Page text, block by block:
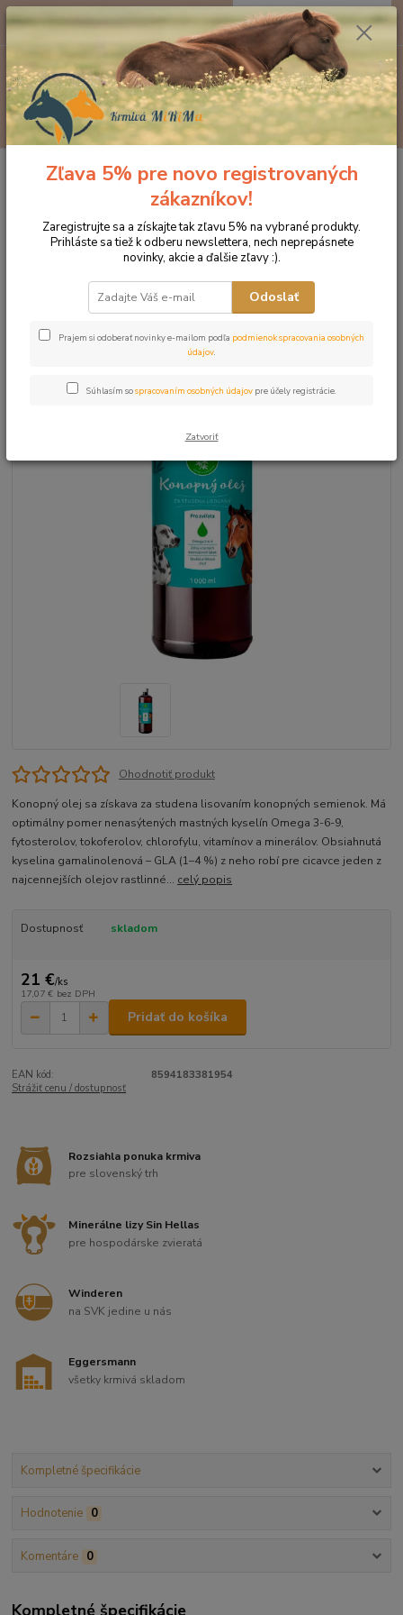
Menu
0ks
za0 €
CBD PRODUKTY PRE PSY A KONE
Konopný olej pre zvieratá
1000 ml
Konopný olej pre zvieratá 1000
Ohodnotiť produkt
Konopný olej sa získava za studena lisovaním konopných semienok. Má
optimálny pomer nenasýtených mastných kyselín Omega 3-6-9,
fytosterolov, tokoferolov, chlorofylu, vitamínov a minerálov. Obsiahnutá
kyselina gamalinolenová – GLA (1–4 %) z neho robí pre cicavce jeden z
najcennejších olejov rastlinné... celý popis
Dostupnosť skladom
21 €/ks
17,07 € bez DPH
Pridať do košíka
EAN kód:
8594183381954
Strážiť cenu / dostupnosť
Rozsiahla ponuka krmiva
pre slovenský trh
Minerálne lizy Sin Hellas
pre hospodárske zvieratá
Winderen
na SVK jedine u nás
Eggersmann
všetky krmivá skladom
Kompletné špecifikácie
Hodnotenie 0
Komentáre 0
Kompletné špecifikácie
Zľava 5% pre novo registrovaných
zákazníkov!
Zaregistrujte sa a získajte tak zľavu 5% na vybrané produkty.
Prihláste sa tiež k odberu newslettera, nech neprepásnete
novinky, akcie a ďalšie zľavy :).
Odoslať
Prajem si odoberať novinky e-mailom podľa podmienok spracovania osobných
údajov.
Súhlasím sospracovaním osobných údajov pre účely registrácie.
Zatvoriť